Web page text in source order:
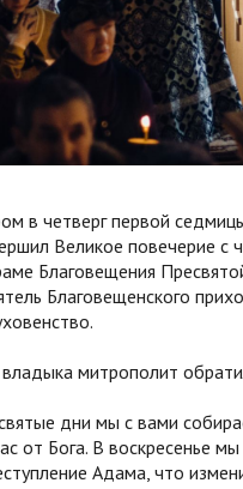
в четверг первой
Великое повечерие с
Благовещения
Благовещенского
митрополит
дни мы с вами
от Бога. В воскресенье
Адама, что